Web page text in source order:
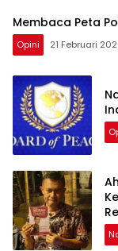
Membaca Peta
Opini 21 Februari